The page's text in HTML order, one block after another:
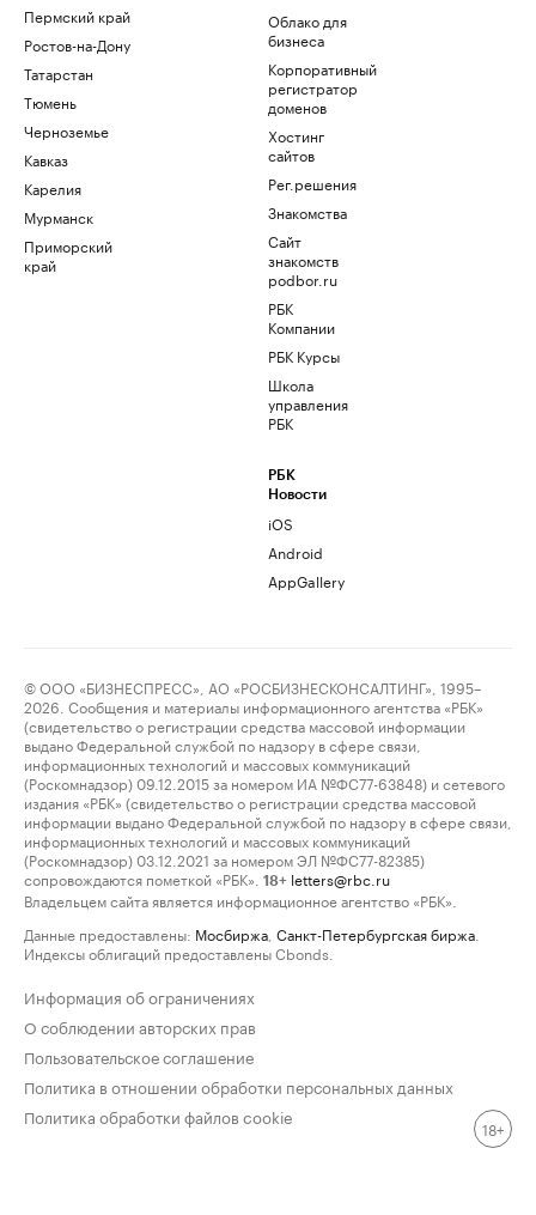
Пермский край
Ростов-на-Дону
Татарстан
Тюмень
Черноземье
Кавказ
Карелия
Мурманск
Приморский
край
Облако для
бизнеса
Корпоративный
регистратор
доменов
Хостинг
сайтов
Рег.решения
Знакомства
Сайт
знакомств
podbor.ru
РБК
Компании
РБК Курсы
Школа
управления
РБК
РБК
Новости
iOS
Android
AppGallery
© ООО «БИЗНЕСПРЕСС», АО «РОСБИЗНЕСКОНСАЛТИНГ», 1995–
2026. Сообщения и материалы информационного агентства «РБК»
(свидетельство о регистрации средства массовой информации
выдано Федеральной службой по надзору в сфере связи,
информационных технологий и массовых коммуникаций
(Роскомнадзор) 09.12.2015 за номером ИА №ФС77-63848) и сетевого
издания «РБК» (свидетельство о регистрации средства массовой
информации выдано Федеральной службой по надзору в сфере связи,
информационных технологий и массовых коммуникаций
(Роскомнадзор) 03.12.2021 за номером ЭЛ №ФС77-82385)
сопровождаются пометкой «РБК».
18+ letters@rbc.ru
Владельцем сайта является информационное агентство «РБК».
Данные предоставлены: Мосбиржа Санкт-Петербургская биржа
Индексы облигаций предоставлены Cbonds.
Информация об ограничениях
О соблюдении авторских прав
Пользовательское соглашение
Политика в отношении обработки персональных данных
Политика обработки файлов cookie
18+